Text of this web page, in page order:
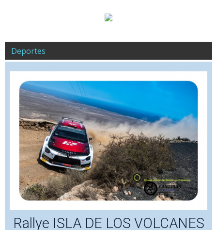
Deportes
Rallye ISLA DE LOS VOLCANES